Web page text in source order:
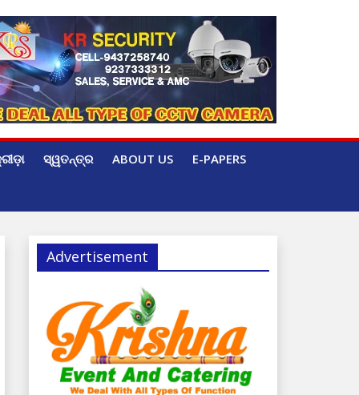
ସ୍ୱତନ୍ତ୍ର ABOUT US E-PAPERS
Advertisement